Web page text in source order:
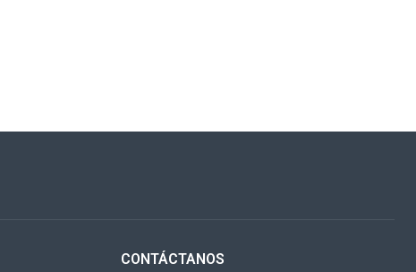
CONTÁCTANOS